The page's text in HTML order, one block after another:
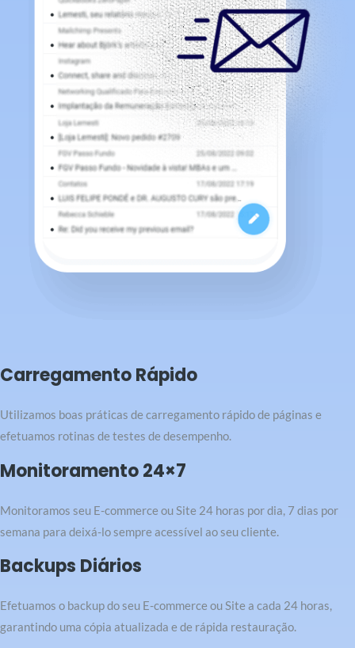
Carregamento Rápido
Utilizamos boas práticas de carregamento rápido de páginas e
efetuamos rotinas de testes de desempenho.
Monitoramento 24×7
Monitoramos seu E-commerce ou Site 24 horas por dia, 7 dias por
semana para deixá-lo sempre acessível ao seu cliente.
Backups Diários
Efetuamos o backup do seu E-commerce ou Site a cada 24 horas,
garantindo uma cópia atualizada e de rápida restauração.